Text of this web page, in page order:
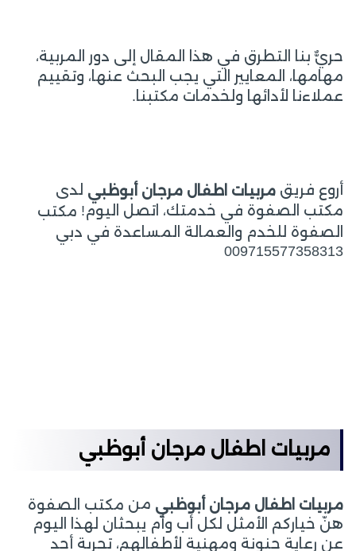
حريٌّ بنا التطرق في هذا المقال إلى دور المربية،
مهامها، المعايير التي يجب البحث عنها، وتقييم
عملاءنا لأدائها ولخدمات مكتبنا.
أروع فريق مربيات اطفال مرجان أبوظبي لدى
مكتب الصفوة في خدمتك، اتصل اليوم! مكتب
الصفوة للخدم والعمالة المساعدة في دبي
009715577358313
مربيات اطفال مرجان أبوظبي
مربيات اطفال مرجان أبوظبي من مكتب الصفوة
هنّ خياركم الأمثل لكل أب وأم يبحثان لهذا اليوم
عن رعاية حنونة ومهنية لأطفالهم، تجربة أحد